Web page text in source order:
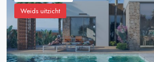
Weids uitzicht